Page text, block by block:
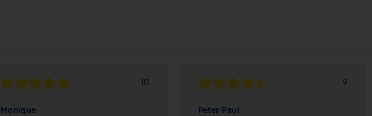
10
Monique
9
Peter Paul